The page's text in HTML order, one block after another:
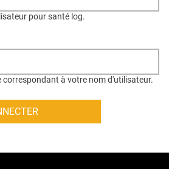
pour santé log.
correspondant à votre nom d'utilisateur.